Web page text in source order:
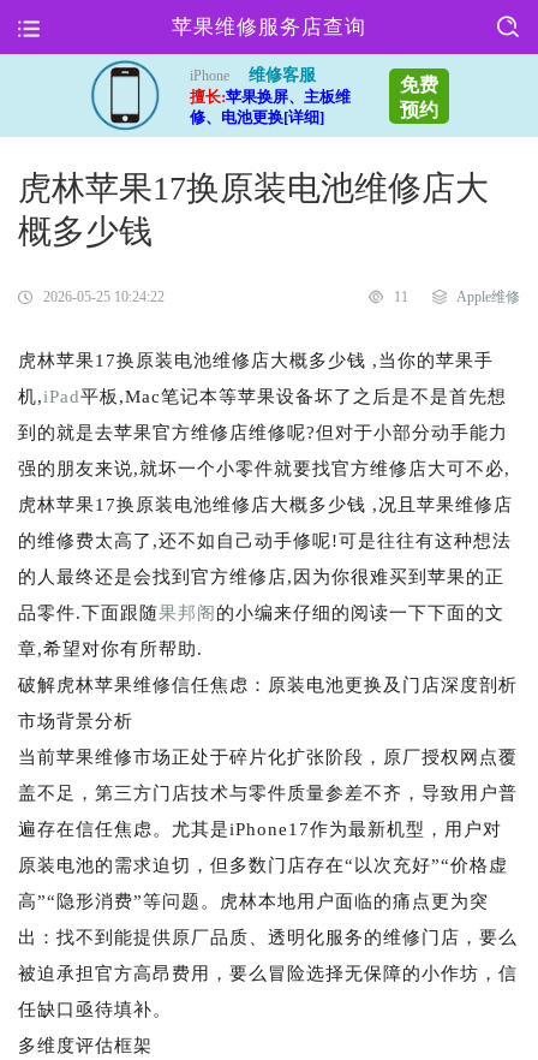
苹果维修服务店查询
iPhone
维修客服
擅长:苹果换屏、主板维
修、电池更换[详细]
免费
预约
虎林苹果17换原装电池维修店大
概多少钱
2026-05-25 10:24:22 11 Apple维修
虎林苹果17换原装电池维修店大概多少钱 ,当你的苹果手
机,iPad平板,Mac笔记本等苹果设备坏了之后是不是首先想
到的就是去苹果官方维修店维修呢?但对于小部分动手能力
强的朋友来说,就坏一个小零件就要找官方维修店大可不必,
虎林苹果17换原装电池维修店大概多少钱 ,况且苹果维修店
的维修费太高了,还不如自己动手修呢!可是往往有这种想法
的人最终还是会找到官方维修店,因为你很难买到苹果的正
品零件.下面跟随果邦阁的小编来仔细的阅读一下下面的文
章,希望对你有所帮助.
破解虎林苹果维修信任焦虑：原装电池更换及门店深度剖析
市场背景分析
当前苹果维修市场正处于碎片化扩张阶段，原厂授权网点覆
盖不足，第三方门店技术与零件质量参差不齐，导致用户普
遍存在信任焦虑。尤其是iPhone17作为最新机型，用户对
原装电池的需求迫切，但多数门店存在“以次充好”“价格虚
高”“隐形消费”等问题。虎林本地用户面临的痛点更为突
出：找不到能提供原厂品质、透明化服务的维修门店，要么
被迫承担官方高昂费用，要么冒险选择无保障的小作坊，信
任缺口亟待填补。
多维度评估框架